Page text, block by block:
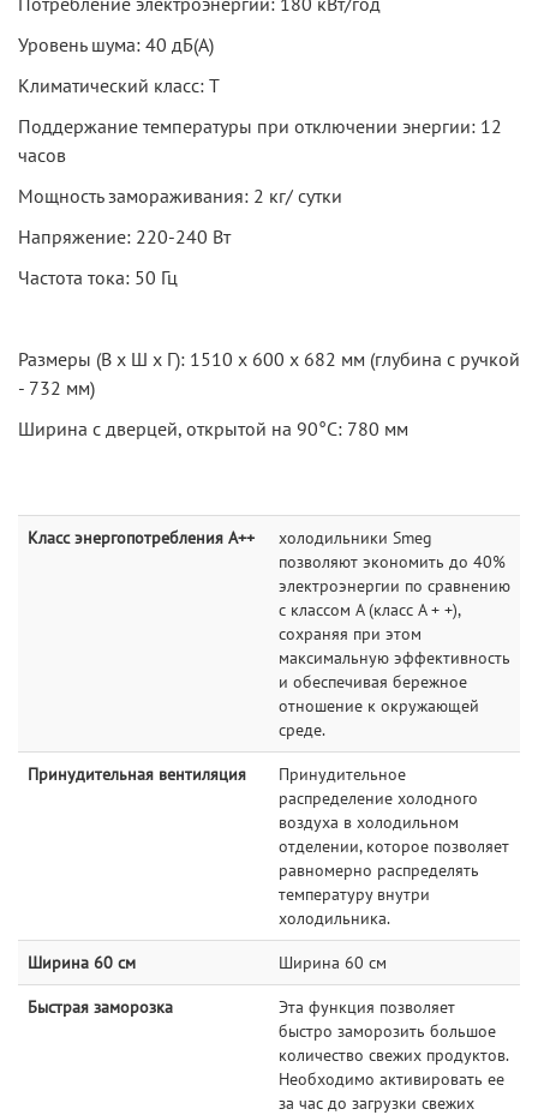
Уровень шума: 40 дБ(А)
Климатический класс: T
Поддержание температуры при отключении энергии: 12
часов
Мощность замораживания: 2 кг/ сутки
Напряжение: 220-240 Вт
Частота тока: 50 Гц
Размеры (В х Ш х Г): 1510 х 600 х 682 мм (глубина с ручкой
- 732 мм)
Ширина с дверцей, открытой на 90°С: 780 мм
Класс энергопотребления A++
холодильники Smeg
позволяют экономить до 40%
электроэнергии по сравнению
с классом А (класс A + +),
сохраняя при этом
максимальную эффективность
и обеспечивая бережное
отношение к окружающей
среде.
Принудительная вентиляция
Принудительное
распределение холодного
воздуха в холодильном
отделении, которое позволяет
равномерно распределять
температуру внутри
холодильника.
Ширина 60 см Ширина 60 см
Быстрая заморозка
Эта функция позволяет
быстро заморозить большое
количество свежих продуктов.
Необходимо активировать ее
за час до загрузки свежих